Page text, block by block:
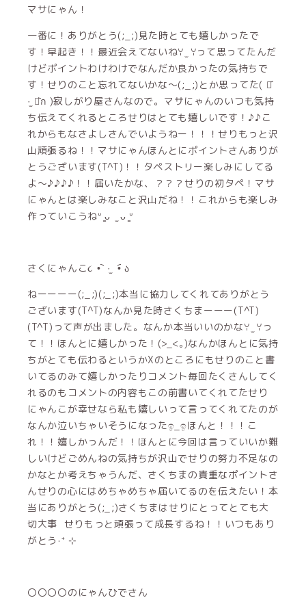
マサにゃん！
一番に！ありがとう(;_;)見た時とても嬉しかったで
す！早起き！！最近会えてないねꌩ ̫ ꌩって思ってたんだ
けどポイントわけわけでなんだか良かったの気持ちで
す！せりのこと忘れてないかな〜(;_;)とか思ってた( ⌯᷄
·̫ ⌯᷅ก )寂しがり屋さんなので。マサにゃんのいつも気持
ち伝えてくれるところせりはとても嬉しいです！♪♪こ
れからもなさよしさんでいようねー！！！せりもっと沢
山頑張るね！！マサにゃんほんとにポイントさんありが
とうございます(T^T)！！タペストリー楽しみにしてる
よ〜♪♪♪♪！！届いたかな、？？？せりの初タペ！マサ
にゃんとは楽しみなこと沢山だね！！これからも楽しみ
作っていこうねᐡ ̳ᴗ ̫ ᴗ ̳ᐡ
さくにゃんこ૮ •︡ ·̫ •︠ ა
ねーーーー(;_;)(;_;)本当に協力してくれてありがとう
ございます(T^T)なんか見た時さくちまーーー(T^T)
(T^T)って声が出ました。なんか本当いいのかなꌩ ̫ ꌩっ
て！！ほんとに嬉しかった！(>_<｡)なんかほんとに気持
ちがとても伝わるというかXのところにもせりのこと書
いてるのみて嬉しかったりコメント毎回たくさんしてく
れるのもコメントの内容もこの前書いてくれてたせり
にゃんこが幸せなら私も嬉しいって言ってくれてたのが
なんか泣いちゃいそうになったඉ_ඉほんと！！！こ
れ！！嬉しかっんだ！！ほんとに今回は言っていいか難
しいけどごめんねの気持ちが沢山でせりの努力不足なの
かなとか考えちゃうんだ、さくちまの貴重なポイントさ
んせりの心にはめちゃめちゃ届いてるのを伝えたい！本
当にありがとう(;_;)さくちまはせりにとってとても大
切大事 せりもっと頑張って成長するね！！いつもあり
がとう‧⁺ ⊹
〇〇〇〇のにゃんひでさん